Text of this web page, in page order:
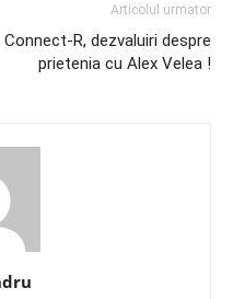
Articolul urmator
Connect-R, dezvaluiri despre
prietenia cu Alex Velea !